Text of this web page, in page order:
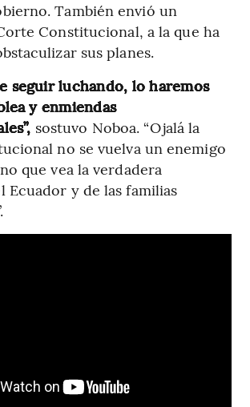
También envió un
Constitucional, a la que ha
sus planes.
seguir luchando, lo haremos
y enmiendas
sostuvo Noboa. “Ojalá la
no se vuelva un enemigo
que vea la verdadera
Ecuador y de las familias